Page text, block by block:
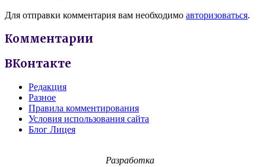
Для отправки комментария вам необходимо авторизоваться.
Комментарии
ВКонтакте
Редакция
Разное
Правила комментирования
Условия использования сайта
Блог Лицея
Разработка